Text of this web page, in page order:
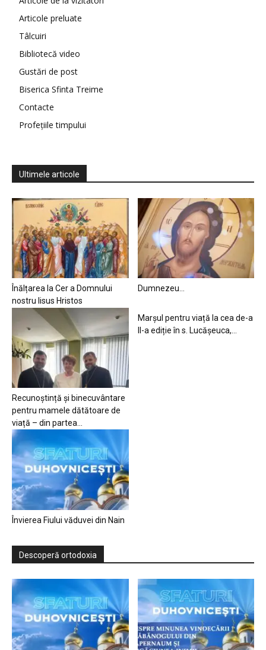
Articole preluate
Tâlcuiri
Bibliotecă video
Gustări de post
Biserica Sfinta Treime
Contacte
Profețiile timpului
Ultimele articole
Înălțarea la Cer a Domnului
nostru Iisus Hristos
Dumnezeu…
Recunoștință și binecuvântare
pentru mamele dătătoare de
viață – din partea...
Marșul pentru viață la cea de-a
II-a ediție în s. Lucășeuca,...
Învierea Fiului văduvei din Nain
Descoperă ortodoxia